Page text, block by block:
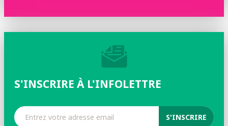
S'INSCRIRE À L'INFOLETTRE